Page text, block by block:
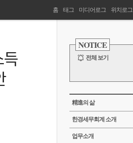
홈 태그 미디어로그 위치로그
NOTICE
전체 보기
CATEGORY
精進의 삶
한경세무회계 소개
업무소개